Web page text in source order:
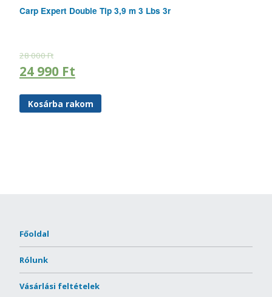
Carp Expert Double Tip 3,9 m 3 Lbs 3r
28 000Ft
24 990 Ft
Kosárba rakom
Főoldal
Rólunk
Vásárlási feltételek